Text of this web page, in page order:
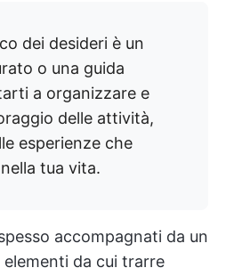
dei desideri è un
o una guida
a organizzare e
delle attività,
esperienze che
tua vita.
accompagnati da un
da cui trarre